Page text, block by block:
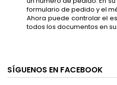
formulario de pedido y el
Ahora puede controlar el
todos los documentos en su
SÍGUENOS EN FACEBOOK